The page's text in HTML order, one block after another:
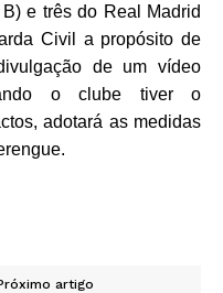
e três do Real Madrid
Civil a propósito de
de um vídeo
o clube tiver o
adotará as medidas
artigo